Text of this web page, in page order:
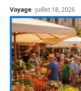
Voyage juillet 18, 2026